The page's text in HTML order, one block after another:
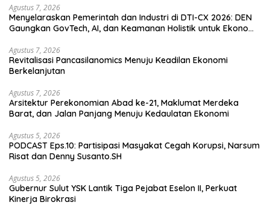
Agustus 7, 2026
Menyelaraskan Pemerintah dan Industri di DTI-CX 2026: DEN
Gaungkan GovTech, AI, dan Keamanan Holistik untuk Ekonomi
Agustus 7, 2026
Revitalisasi Pancasilanomics Menuju Keadilan Ekonomi
Berkelanjutan
Agustus 7, 2026
Arsitektur Perekonomian Abad ke-21, Maklumat Merdeka
Barat, dan Jalan Panjang Menuju Kedaulatan Ekonomi
Agustus 5, 2026
PODCAST Eps.10: Partisipasi Masyakat Cegah Korupsi, Narsum
Risat dan Denny Susanto.SH
Agustus 5, 2026
Gubernur Sulut YSK Lantik Tiga Pejabat Eselon II, Perkuat
Kinerja Birokrasi